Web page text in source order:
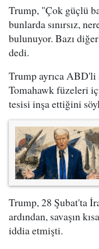
Trump, "Çok güçlü
bunlarda sınırsız,
bulunuyor. Bazı
dedi.
Trump ayrıca
Tomahawk füzeleri
tesisi inşa ettiğini
Trump, 28 Şubat'ta
ardından, savaşın
iddia etmişti.